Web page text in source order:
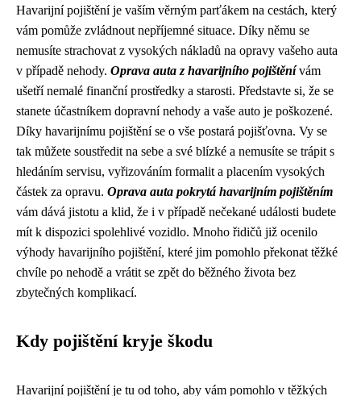
Havarijní pojištění je vaším věrným parťákem na cestách, který
vám pomůže zvládnout nepříjemné situace. Díky němu se
nemusíte strachovat z vysokých nákladů na opravy vašeho auta
v případě nehody. Oprava auta z havarijního pojištěnívám
ušetří nemalé finanční prostředky a starosti. Představte si, že se
stanete účastníkem dopravní nehody a vaše auto je poškozené.
Díky havarijnímu pojištění se o vše postará pojišťovna. Vy se
tak můžete soustředit na sebe a své blízké a nemusíte se trápit s
hledáním servisu, vyřizováním formalit a placením vysokých
částek za opravu. Oprava auta pokrytá havarijním pojištěním
vám dává jistotu a klid, že i v případě nečekané události budete
mít k dispozici spolehlivé vozidlo. Mnoho řidičů již ocenilo
výhody havarijního pojištění, které jim pomohlo překonat těžké
chvíle po nehodě a vrátit se zpět do běžného života bez
zbytečných komplikací.
Kdy pojištění kryje škodu
Havarijní pojištění je tu od toho, aby vám pomohlo v těžkých